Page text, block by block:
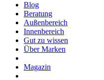
Blog
Beratung
Außenbereich
Innenbereich
Gut zu wissen
Über Marken
Magazin